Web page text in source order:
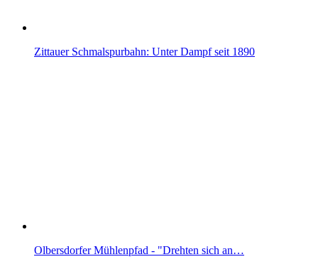
Zittauer Schmalspurbahn: Unter Dampf seit 1890
Olbersdorfer Mühlenpfad - "Drehten sich an…